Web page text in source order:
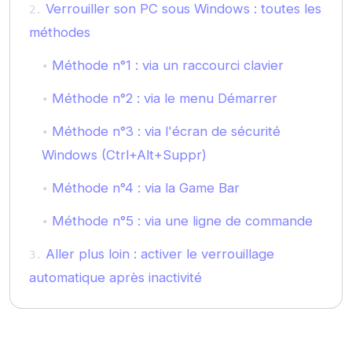
Verrouiller son PC sous Windows : toutes les
méthodes
Méthode n°1 : via un raccourci clavier
Méthode n°2 : via le menu Démarrer
Méthode n°3 : via l'écran de sécurité
Windows (Ctrl+Alt+Suppr)
Méthode n°4 : via la Game Bar
Méthode n°5 : via une ligne de commande
Aller plus loin : activer le verrouillage
automatique après inactivité